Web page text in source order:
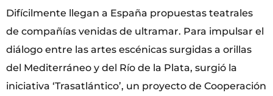
Difícilmente llegan a España propuestas teatrales
de compañías venidas de ultramar. Para impulsar el
diálogo entre las artes escénicas surgidas a orillas
del Mediterráneo y del Río de la Plata, surgió la
iniciativa ‘Trasatlántico’, un proyecto de Cooperación